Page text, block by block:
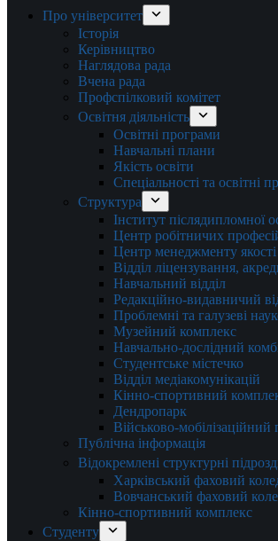
Про університет
Історія
Керівництво
Наглядова рада
Вчена рада
Профспілковий комітет
Освітня діяльність
Освітні програми
Навчальні плани
Якість освіти
Спеціальності та освітні
Структура
Інститут післядипломної
Центр робітничих
Центр менеджменту якості
Відділ ліцензування,
Навчальний відділ
Редакційно-видавничий
Проблемні та галузеві
Музейний комплекс
Навчально-дослідний
Студентське містечко
Відділ медіакомунікацій
Кінно-спортивний
Дендропарк
Військово-мобілізаційний
Публічна інформація
Відокремлені структурні
Харківський фаховий
Вовчанський фаховий
Кінно-спортивний комплекс
Студенту